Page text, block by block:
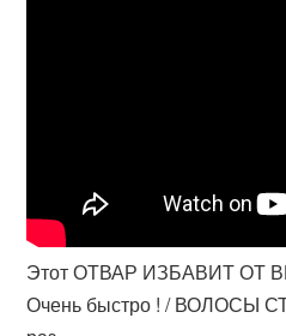
Этот ОТВАР ИЗБАВИТ
Очень быстро ! / ВОЛОСЫ